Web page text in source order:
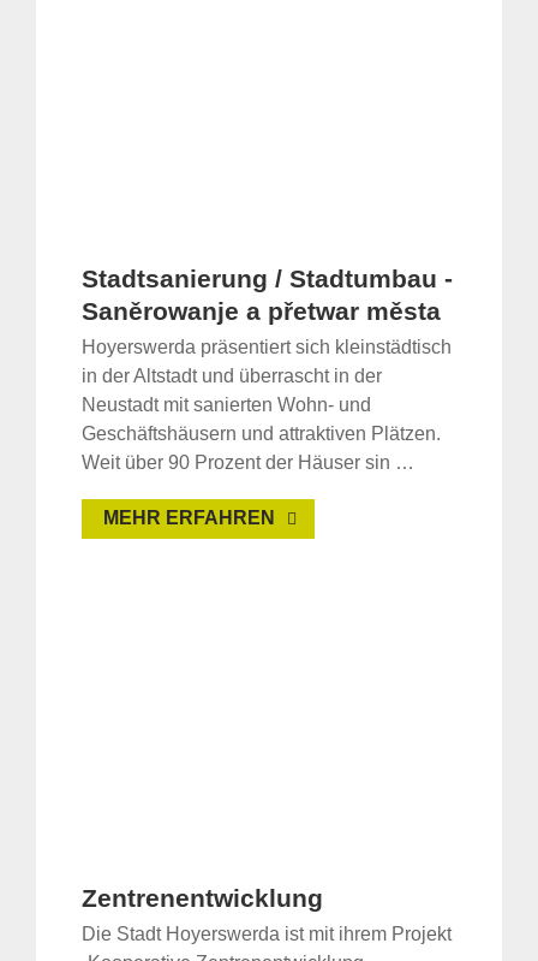
Stadtsanierung / Stadtumbau -
Saněrowanje a přetwar města
Hoyerswerda präsentiert sich kleinstädtisch
in der Altstadt und überrascht in der
Neustadt mit sanierten Wohn- und
Geschäftshäusern und attraktiven Plätzen.
Weit über 90 Prozent der Häuser sin …
MEHR ERFAHREN
Zentrenentwicklung
Die Stadt Hoyerswerda ist mit ihrem Projekt